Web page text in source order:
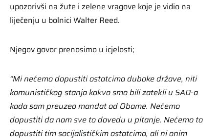
upozorivši na žute i zelene vragove koje je vidio na
liječenju u bolnici Walter Reed.
Njegov govor prenosimo u icjelosti;
“Mi nećemo dopustiti ostatcima duboke države, niti
komunističkog stanja kakvo smo bili zatekli u SAD-a
kada sam preuzeo mandat od Obame. Nećemo
dopustiti da nam sve to dovedu u pitanje. Nećemo to
dopustiti tim socijalističkim ostatcima, ali ni onim